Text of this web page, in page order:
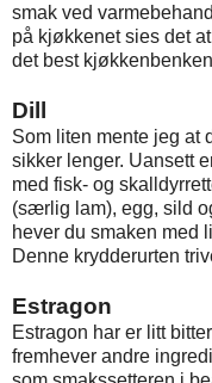
smak ved
på kjøkkenet sies det
det best
Dill
Som liten mente jeg at
sikker lenger. Uansett
med fisk- og
(særlig lam), egg, sild
hever du smaken med
Denne krydderurten
Estragon
Estragon har er litt
fremhever andre